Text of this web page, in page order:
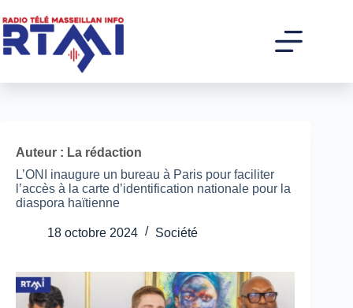
au
contenu
Auteur : La rédaction
L’ONI inaugure un bureau à Paris pour faciliter
l’accès à la carte d’identification nationale pour la
diaspora haïtienne
18 octobre 2024 Société